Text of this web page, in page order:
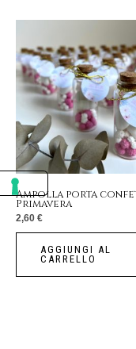
Ampolla porta
Primavera
2,60 €
AGGIUNGI AL
CARRELLO